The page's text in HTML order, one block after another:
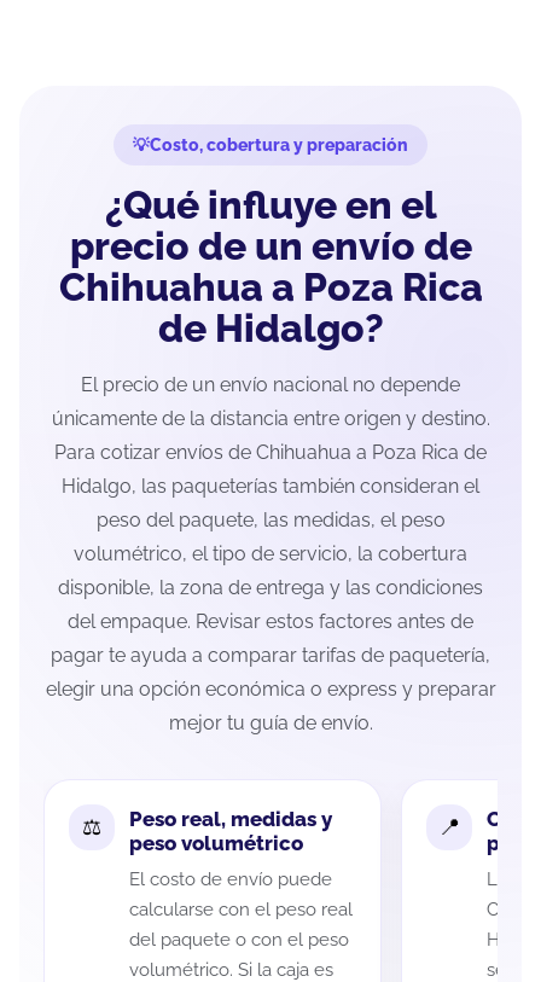
Costo, cobertura y preparación
¿Qué influye en el
precio de un envío de
Chihuahua a Poza Rica
de Hidalgo?
El precio de un envío nacional no depende
únicamente de la distancia entre origen y destino.
Para cotizar envíos de Chihuahua a Poza Rica de
Hidalgo, las paqueterías también consideran el
peso del paquete, las medidas, el peso
volumétrico, el tipo de servicio, la cobertura
disponible, la zona de entrega y las condiciones
del empaque. Revisar estos factores antes de
pagar te ayuda a comparar tarifas de paquetería,
elegir una opción económica o express y preparar
mejor tu guía de envío.
Peso real, medidas y
peso volumétrico
El costo de envío puede
calcularse con el peso real
del paquete o con el peso
volumétrico. Si la caja es
La